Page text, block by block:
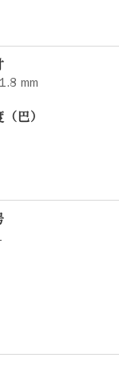
mm
巴）